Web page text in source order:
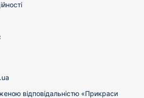
відповідальністю «Прикраси